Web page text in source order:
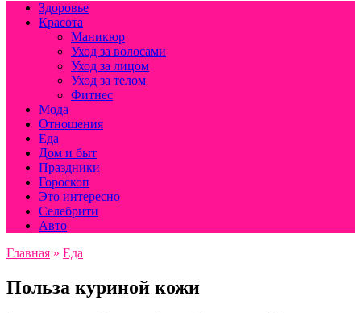
Здоровье
Красота
Маникюр
Уход за волосами
Уход за лицом
Уход за телом
Фитнес
Мода
Отношения
Еда
Дом и быт
Праздники
Гороскоп
Это интересно
Селебрити
Авто
Главная » Еда
Польза куриной кожи